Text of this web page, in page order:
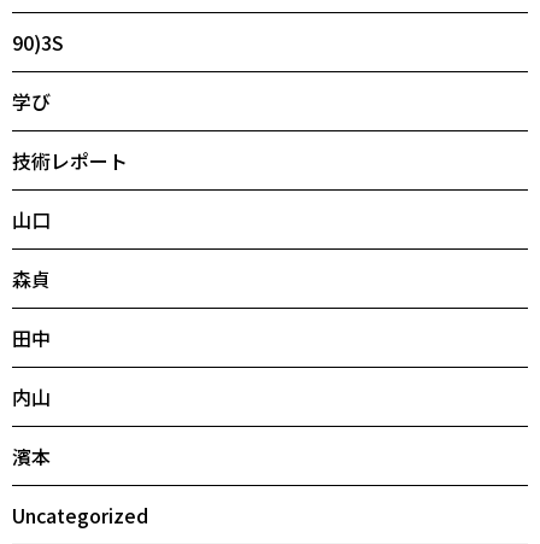
90)3S
学び
技術レポート
山口
森貞
田中
内山
濱本
Uncategorized